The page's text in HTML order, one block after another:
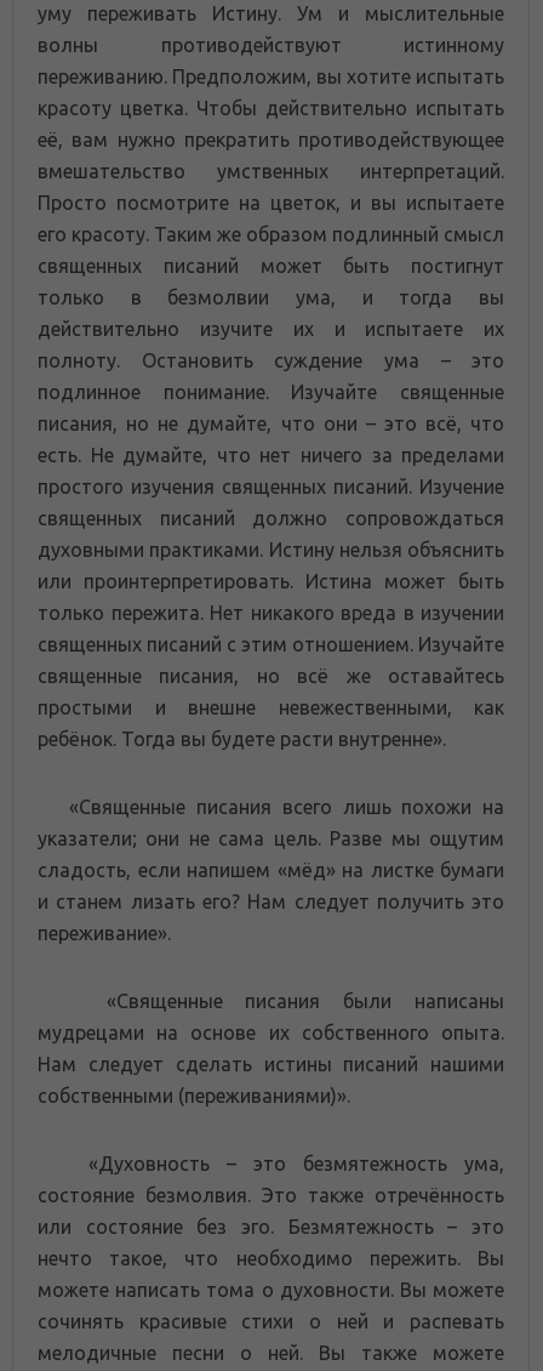
уму переживать Истину. Ум и мыслительные
волны противодействуют истинному
переживанию. Предположим, вы хотите испытать
красоту цветка. Чтобы действительно испытать
её, вам нужно прекратить противодействующее
вмешательство умственных интерпретаций.
Просто посмотрите на цветок, и вы испытаете
его красоту. Таким же образом подлинный смысл
священных писаний может быть постигнут
только в безмолвии ума, и тогда вы
действительно изучите их и испытаете их
полноту. Остановить суждение ума – это
подлинное понимание. Изучайте священные
писания, но не думайте, что они – это всё, что
есть. Не думайте, что нет ничего за пределами
простого изучения священных писаний. Изучение
священных писаний должно сопровождаться
духовными практиками. Истину нельзя объяснить
или проинтерпретировать. Истина может быть
только пережита. Нет никакого вреда в изучении
священных писаний с этим отношением. Изучайте
священные писания, но всё же оставайтесь
простыми и внешне невежественными, как
ребёнок. Тогда вы будете расти внутренне».
«Священные писания всего лишь похожи на
указатели; они не сама цель. Разве мы ощутим
сладость, если напишем «мёд» на листке бумаги
и станем лизать его? Нам следует получить это
переживание».
«Священные писания были написаны
мудрецами на основе их собственного опыта.
Нам следует сделать истины писаний нашими
собственными (переживаниями)».
«Духовность – это безмятежность ума,
состояние безмолвия. Это также отречённость
или состояние без эго. Безмятежность – это
нечто такое, что необходимо пережить. Вы
можете написать тома о духовности. Вы можете
сочинять красивые стихи о ней и распевать
мелодичные песни о ней. Вы также можете